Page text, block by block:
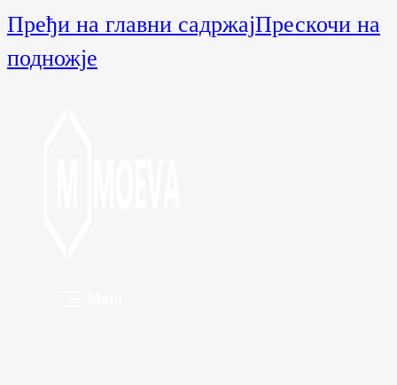
Пређи на главни садржајПрескочи на
подножје